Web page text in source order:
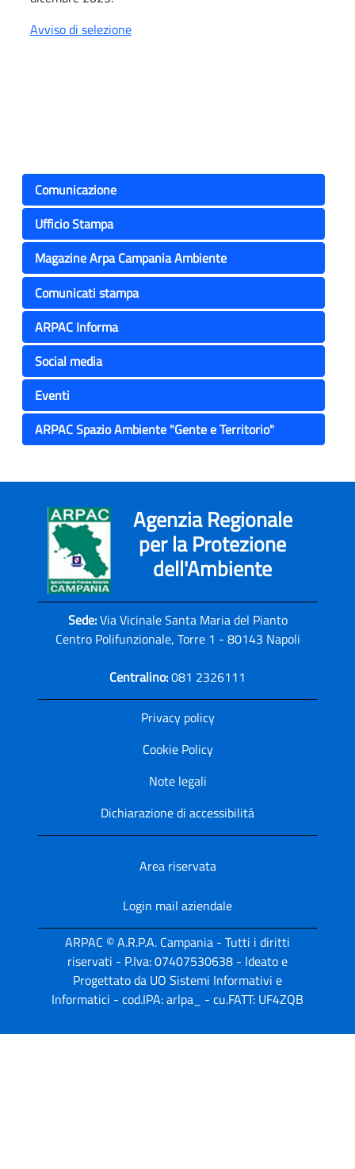
Avviso di selezione
Comunicazione
Ufficio Stampa
Magazine Arpa Campania Ambiente
Comunicati stampa
ARPAC Informa
Social media
Eventi
ARPAC Spazio Ambiente "Gente e Territorio"
Agenzia Regionale
per la Protezione
dell'Ambiente
Sede:Via Vicinale Santa Maria del Pianto
Centro Polifunzionale, Torre 1 - 80143 Napoli
Centralino:081 2326111
Privacy policy
Cookie Policy
Note legali
Dichiarazione di accessibilitá
Area riservata
Login mail aziendale
ARPAC © A.R.P.A. Campania - Tutti i diritti
riservati - P.Iva: 07407530638 - Ideato e
Progettato da UO Sistemi Informativi e
Informatici - cod.IPA: arlpa_ - cu.FATT: UF4ZQB